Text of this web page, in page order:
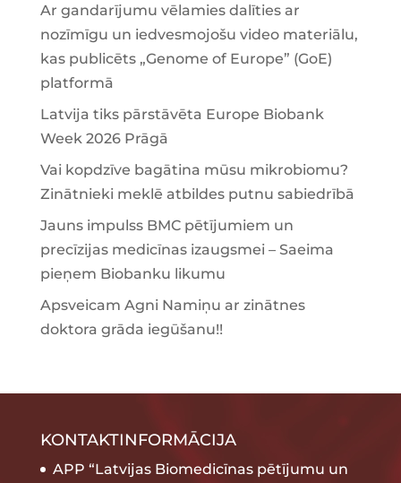
Ar gandarījumu vēlamies dalīties ar
nozīmīgu un iedvesmojošu video materiālu,
kas publicēts „Genome of Europe” (GoE)
platformā
Latvija tiks pārstāvēta Europe Biobank
Week 2026 Prāgā
Vai kopdzīve bagātina mūsu mikrobiomu?
Zinātnieki meklē atbildes putnu sabiedrībā
Jauns impulss BMC pētījumiem un
precīzijas medicīnas izaugsmei – Saeima
pieņem Biobanku likumu
Apsveicam Agni Namiņu ar zinātnes
doktora grāda iegūšanu!!
KONTAKTINFORMĀCIJA
APP “Latvijas Biomedicīnas pētījumu un